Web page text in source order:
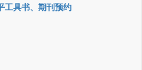
工具书、期刊预约